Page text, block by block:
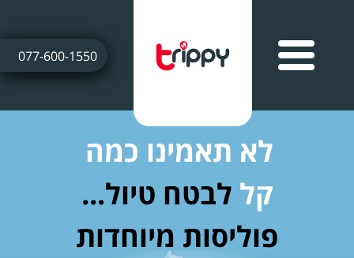
077-600-1550
לא תאמינו כמה
קל לבטח טיול...
פוליסות מיוחדות